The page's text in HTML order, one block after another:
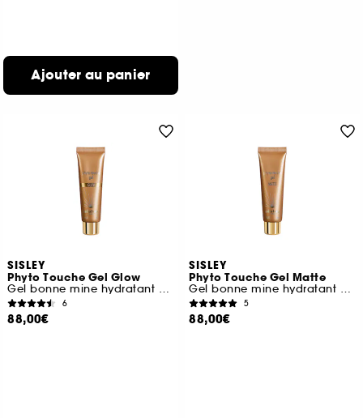
Ajouter au panier
SISLEY
Phyto Touche Gel Glow
Gel bonne mine hydratant et lumineux
6
88,00€
SISLEY
Phyto Touche Gel Matte
Gel bonne mine hydratant matte
5
88,00€